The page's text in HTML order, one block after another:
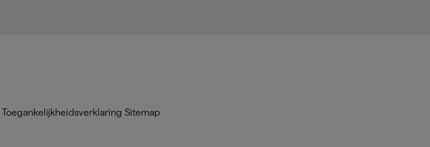
Toegankelijkheidsverklaring Sitemap